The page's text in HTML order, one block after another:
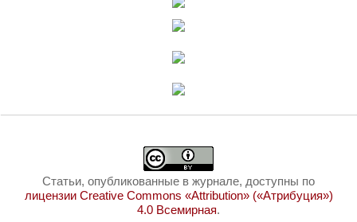
Статьи, опубликованные в журнале, доступны по
лицензии Creative Commons «Attribution» («Атрибуция»)
4.0 Всемирная.